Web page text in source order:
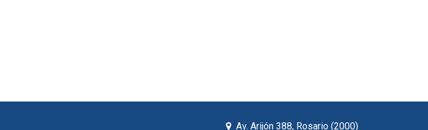
Av. Arijón 388, Rosario (2000)